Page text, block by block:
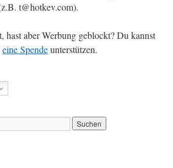
t@hotkev.com).
hast aber Werbung geblockt? Du kannst
eine Spendeunterstützen.